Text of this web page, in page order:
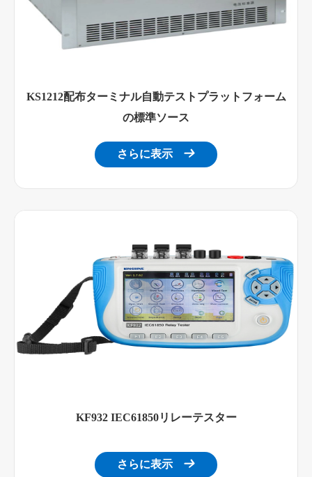
KS1212配布ターミナル自動テストプラットフォーム
の標準ソース
さらに表示 
KF932 IEC61850リレーテスター
さらに表示 